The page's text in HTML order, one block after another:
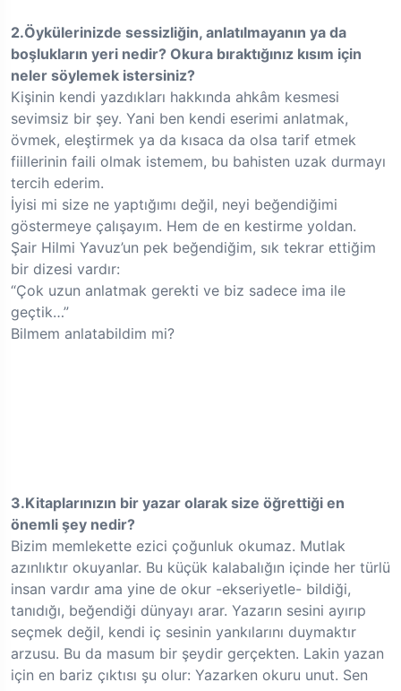
2.Öykülerinizde sessizliğin, anlatılmayanın ya da
boşlukların yeri nedir? Okura bıraktığınız kısım için
neler söylemek istersiniz?
Kişinin kendi yazdıkları hakkında ahkâm kesmesi
sevimsiz bir şey. Yani ben kendi eserimi anlatmak,
övmek, eleştirmek ya da kısaca da olsa tarif etmek
fiillerinin faili olmak istemem, bu bahisten uzak durmayı
tercih ederim.
İyisi mi size ne yaptığımı değil, neyi beğendiğimi
göstermeye çalışayım. Hem de en kestirme yoldan.
Şair Hilmi Yavuz’un pek beğendiğim, sık tekrar ettiğim
bir dizesi vardır:
“Çok uzun anlatmak gerekti ve biz sadece ima ile
geçtik…”
Bilmem anlatabildim mi?
3.Kitaplarınızın bir yazar olarak size öğrettiği en
önemli şey nedir?
Bizim memlekette ezici çoğunluk okumaz. Mutlak
azınlıktır okuyanlar. Bu küçük kalabalığın içinde her türlü
insan vardır ama yine de okur -ekseriyetle- bildiği,
tanıdığı, beğendiği dünyayı arar. Yazarın sesini ayırıp
seçmek değil, kendi iç sesinin yankılarını duymaktır
arzusu. Bu da masum bir şeydir gerçekten. Lakin yazan
için en bariz çıktısı şu olur: Yazarken okuru unut. Sen